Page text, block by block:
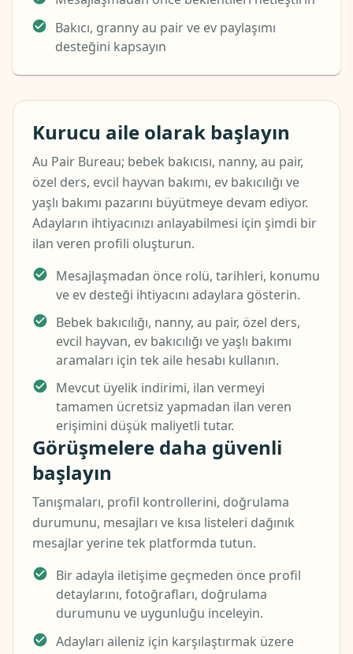
Bakıcı, granny au pair ve ev paylaşımı
desteğini kapsayın
Kurucu aile olarak başlayın
Au Pair Bureau; bebek bakıcısı, nanny, au pair,
özel ders, evcil hayvan bakımı, ev bakıcılığı ve
yaşlı bakımı pazarını büyütmeye devam ediyor.
Adayların ihtiyacınızı anlayabilmesi için şimdi bir
ilan veren profili oluşturun.
Mesajlaşmadan önce rolü, tarihleri, konumu
ve ev desteği ihtiyacını adaylara gösterin.
Bebek bakıcılığı, nanny, au pair, özel ders,
evcil hayvan, ev bakıcılığı ve yaşlı bakımı
aramaları için tek aile hesabı kullanın.
Mevcut üyelik indirimi, ilan vermeyi
tamamen ücretsiz yapmadan ilan veren
erişimini düşük maliyetli tutar.
Görüşmelere daha güvenli
başlayın
Tanışmaları, profil kontrollerini, doğrulama
durumunu, mesajları ve kısa listeleri dağınık
mesajlar yerine tek platformda tutun.
Bir adayla iletişime geçmeden önce profil
detaylarını, fotoğrafları, doğrulama
durumunu ve uygunluğu inceleyin.
Adayları aileniz için karşılaştırmak üzere